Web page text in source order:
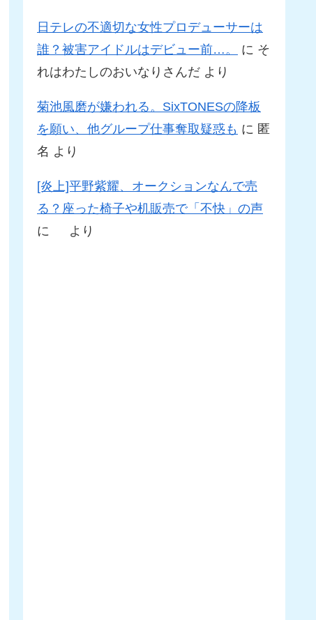
日テレの不適切な女性プロデューサーは
誰？被害アイドルはデビュー前…。
に そ
れはわたしのおいなりさんだ より
菊池風磨が嫌われる。SixTONESの降板
を願い、他グループ仕事奪取疑惑も に 匿
名 より
[炎上]平野紫耀、オークションなんで売
る？座った椅子や机販売で「不快」の声
に
より